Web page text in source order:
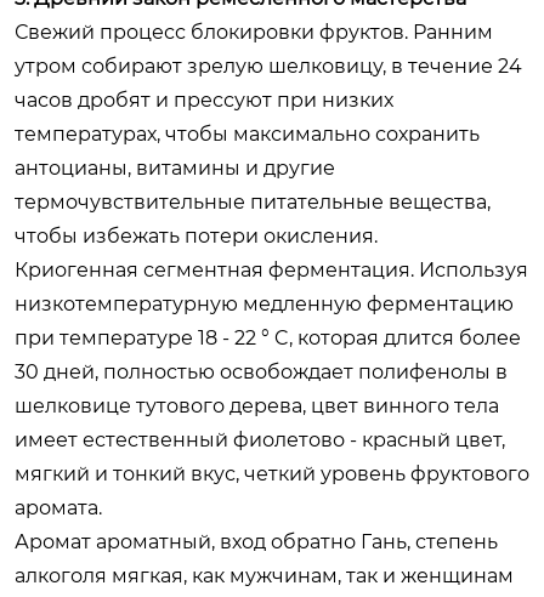
Свежий процесс блокировки фруктов. Ранним
утром собирают зрелую шелковицу, в течение 24
часов дробят и прессуют при низких
температурах, чтобы максимально сохранить
антоцианы, витамины и другие
термочувствительные питательные вещества,
чтобы избежать потери окисления.
Криогенная сегментная ферментация. Используя
низкотемпературную медленную ферментацию
при температуре 18 - 22 ° C, которая длится более
30 дней, полностью освобождает полифенолы в
шелковице тутового дерева, цвет винного тела
имеет естественный фиолетово - красный цвет,
мягкий и тонкий вкус, четкий уровень фруктового
аромата.
Аромат ароматный, вход обратно Гань, степень
алкоголя мягкая, как мужчинам, так и женщинам